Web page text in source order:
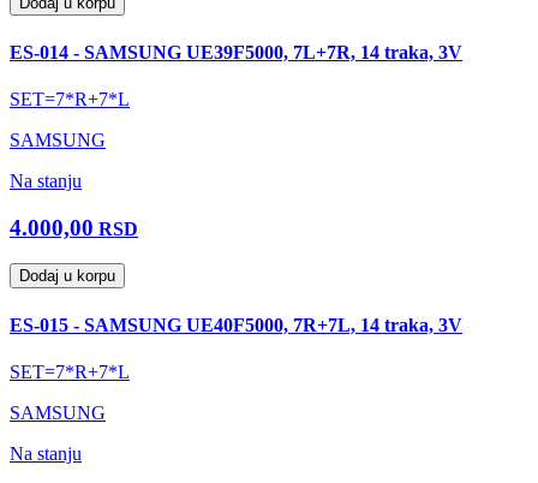
ES-014 - SAMSUNG UE39F5000, 7L+7R, 14 traka, 3V
SET=7*R+7*L
SAMSUNG
Na stanju
4.000,00 RSD
Dodaj u korpu
ES-015 - SAMSUNG UE40F5000, 7R+7L, 14 traka, 3V
SET=7*R+7*L
SAMSUNG
Na stanju